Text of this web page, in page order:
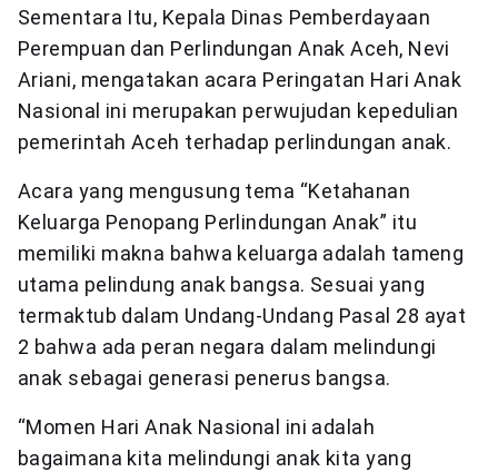
Sementara Itu, Kepala Dinas Pemberdayaan
Perempuan dan Perlindungan Anak Aceh, Nevi
Ariani, mengatakan acara Peringatan Hari Anak
Nasional ini merupakan perwujudan kepedulian
pemerintah Aceh terhadap perlindungan anak.
Acara yang mengusung tema “Ketahanan
Keluarga Penopang Perlindungan Anak” itu
memiliki makna bahwa keluarga adalah tameng
utama pelindung anak bangsa. Sesuai yang
termaktub dalam Undang-Undang Pasal 28 ayat
2 bahwa ada peran negara dalam melindungi
anak sebagai generasi penerus bangsa.
“Momen Hari Anak Nasional ini adalah
bagaimana kita melindungi anak kita yang